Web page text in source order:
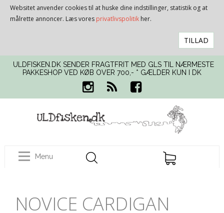
Websitet anvender cookies til at huske dine indstillinger, statistik og at
målrette annoncer. Læs vores privatlivspolitik her.
TILLAD
ULDFISKEN.DK SENDER FRAGTFRIT MED GLS TIL NÆRMESTE
PAKKESHOP VED KØB OVER 700,- * GÆLDER KUN I DK
Menu
NOVICE CARDIGAN